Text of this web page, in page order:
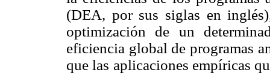
(DEA, por sus siglas en
optimización de un
eficiencia global de programas
que las aplicaciones empíricas